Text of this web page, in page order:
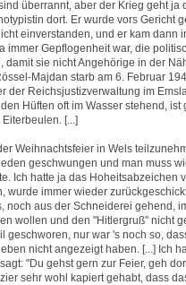
überrannt, aber der Krieg geht ja
dort. Er wurde vors Gericht
einverstanden, und er kam dann
immer Gepflogenheit war, die
damit sie nicht Angehörige in der
Majdan starb am 6. Februar
der Reichsjustizverwaltung im
Hüften oft im Wasser stehend,
[...]
Weihnachtsfeier in Wels
geschwungen und man muss
Ich hatte ja das Hoheitsabzeichen
wurde immer wieder
noch aus der Schneiderei gehend,
wollen und den "Hitlergruß" nicht
geschworen, nur war 's noch so,
nicht angezeigt haben. [...] Ich
"Du gehst gern zur Feier, geh
sehr wohl kapiert gehabt, dass